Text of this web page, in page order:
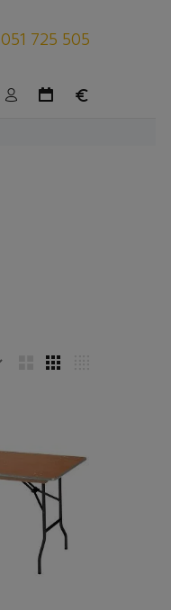
051 725 505